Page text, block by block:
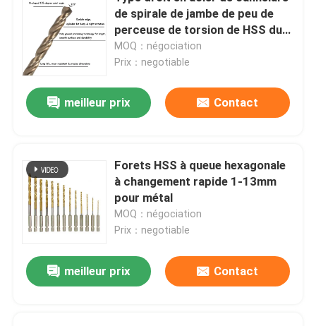
de spirale de jambe de peu de
perceuse de torsion de HSS du
cobalt M35 métrique
MOQ：négociation
Prix：negotiable
meilleur prix Contact
Forets HSS à queue hexagonale
à changement rapide 1-13mm
pour métal
MOQ：négociation
Prix：negotiable
meilleur prix Contact